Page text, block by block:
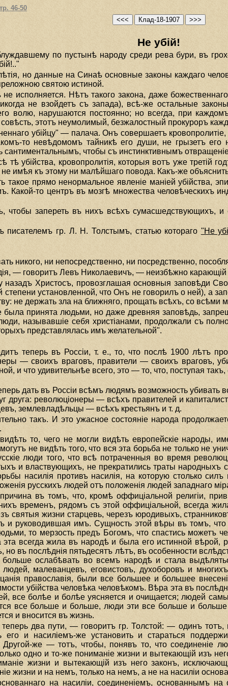
46-50
Не убiй!
по пустынѣ народу среди рева бури, въ
но данные на Синаѣ основные законы каждаго
святою истиной.
исполняется. Нѣтъ такого закона, даже
не взойдетъ съ запада), всѣ-же остальные
волю, нарушаются постоянно; но всегда, при
этотъ неумолимый, безжалостный прокуроръ
убiйцу" — палача. Онъ совершаетъ
то невѣдомомъ тайникѣ его души, не грызетъ
чтобы съ инстинктивнымъ
тѣ убiйства, кровопролитiя, которыя вотъ уже третiй
имѣя къ этому ни малѣйшаго повода. Какъ-же
такое прямо ненормальное явленiе манiей убiйства,
Какой-то центръ въ мозгѣ множества человѣческихъ
чтобы запереть въ нихъ всѣхъ сумасшедствующихъ, и
писателемъ гр. Л. Н. Толстымъ, статью котораго "Не
никого, ни непосредственно, ни посредственно,
— говоритъ Левъ Николаевичъ, — неизбѣжно
назадъ Христосъ, провозглашая основныя заповѣди
степени установленной, что Онъ не говорилъ о ней), а
не держать зла на ближняго, прощать всѣхъ, со
была принята людьми, но даже древняя заповѣдь,
называвшiе себя христiанами, продолжали съ
представлялась имъ желательной".
теперь въ Россiи, т. е., то, что послѣ 1900 лѣтъ
— своихъ враговъ, правители — своихъ враговъ,
и что удивительнѣе всего, это — то, что, поступая
дать въ Россiи всѣмъ людямъ возможность убивать
друга: революцiонеры — всѣхъ правителей и
землевладѣльцы — всѣхъ крестьянъ и т. д.
такъ. И это ужасное состоянiе народа
то, чего не могли видѣть европейскiе народы,
не видѣть того, что вся эта борьба не только не
люди того, что всѣ потраченныя во время
и властвующихъ, не прекратились траты
насилiя противъ насилiя, на которую столько
русскихъ людей отъ положенiя людей западнаго
въ томъ, что, кромѣ оффицiальной религiи,
временъ, рядомъ съ этой оффицiальной, всегда
святыя жизни старцевь, черезъ юродивыхъ,
и руководившая имъ. Сущность этой вѣры въ томъ,
то мерзость предъ Богомъ, что спастись можетъ
всегда жила въ народѣ и была его истинной вѣрой,
въ послѣднiя пятьдесятъ лѣтъ, въ особенности
ослабѣвать во всемъ народѣ и стала
малеванцевъ, еговистовъ, духоборовъ и
православiя, были все большее и большее
убiйства человѣка человѣкомъ. Вѣра эта въ
все болѣе и болѣе уясняется и очищается; людей
все больше и больше, люди эти все больше и
и вносится въ жизнь.
теперь два пути, — говоритъ гр. Толстой: — одинъ
и насилiемъ-же установить и стараться
Другой-же — тотъ, чтобы, понявъ то, что соединенiе
одно и то-же пониманiе жизни и вытекающiй изъ
жизни и вытекающiй изъ него законъ,
жизни и на немъ, только на немъ, а не на насилiи
на насилiи, соединенiемъ, основаннымъ